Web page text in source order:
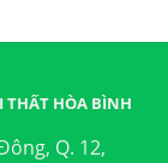
THẤT HÒA BÌNH
Q. 12,